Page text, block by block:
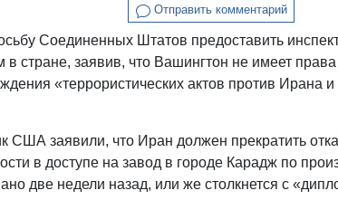
Отправить комментарий
Соединенных Штатов предоставить
стране, заявив, что Вашингтон не имеет
«террористических актов против Ирана
США заявили, что Иран должен прекратить
в доступе на завод в городе Карадж по
две недели назад, или же столкнется с